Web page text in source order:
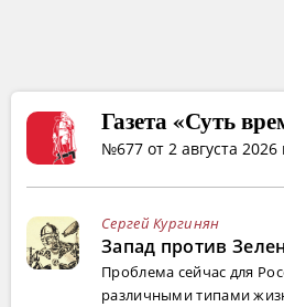
Газета «Суть
№677 от 2 августа 2026
Сергей Кургинян
Запад против
Проблема сейчас для
различными типами